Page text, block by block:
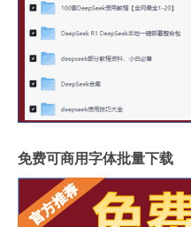
免费可商用字体批量下载